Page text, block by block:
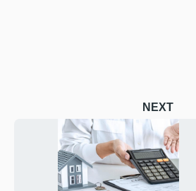
NEXT